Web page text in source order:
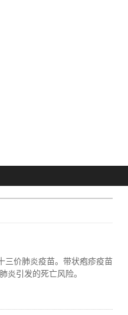
三价肺炎疫苗。带状疱疹疫苗
炎引发的死亡风险。